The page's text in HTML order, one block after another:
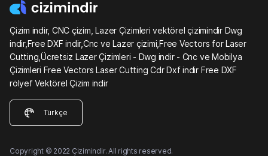
Çizim indir, CNC çizim, Lazer Çizimleri vektörel çizimindir Dwg
indir,Free DXF indir,Cnc ve Lazer çizimi,Free Vectors for Laser
Cutting,Ücretsiz Lazer Çizimleri - Dwg indir - Cnc ve Mobilya
Çizimleri Free Vectors Laser Cutting Cdr Dxf indir Free DXF
rölyef Vektörel Çizim indir
Türkçe
Copyright © 2022 Çizimindir. All rights reserved.